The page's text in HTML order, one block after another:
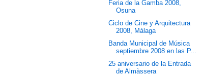
Feria de la Gamba 2008,
Osuna
Ciclo de Cine y Arquitectura
2008, Málaga
Banda Municipal de Música
septiembre 2008 en las P...
25 aniversario de la Entrada
de Almàssera